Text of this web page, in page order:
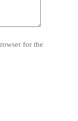
for the